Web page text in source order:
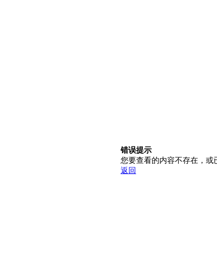
错误提示
您要查看的内容不存在，或
返回